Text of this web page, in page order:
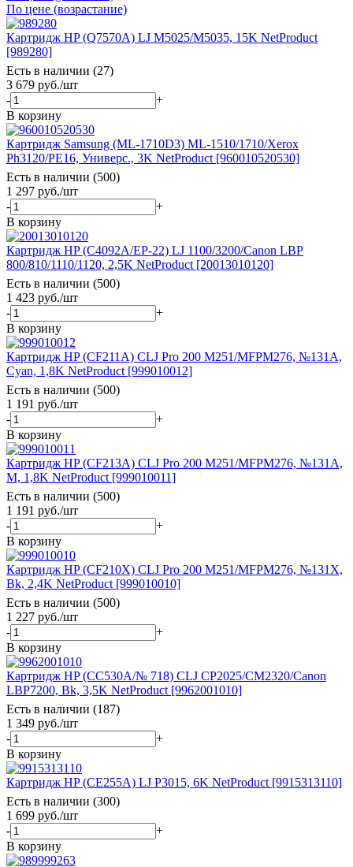
По цене (возрастание)
Картридж HP (Q7570A) LJ M5025/M5035, 15K NetProduct
[989280]
Есть в наличии (27)
3 679 руб./шт
-
+
В корзину
Картридж Samsung (ML-1710D3) ML-1510/1710/Xerox
Ph3120/PE16, Универс., 3K NetProduct [960010520530]
Есть в наличии (500)
1 297 руб./шт
-
+
В корзину
Картридж HP (C4092A/EP-22) LJ 1100/3200/Canon LBP
800/810/1110/1120, 2,5K NetProduct [20013010120]
Есть в наличии (500)
1 423 руб./шт
-
+
В корзину
Картридж HP (CF211A) CLJ Pro 200 M251/MFPM276, №131A,
Cyan, 1,8K NetProduct [999010012]
Есть в наличии (500)
1 191 руб./шт
-
+
В корзину
Картридж HP (CF213A) CLJ Pro 200 M251/MFPM276, №131A,
M, 1,8K NetProduct [999010011]
Есть в наличии (500)
1 191 руб./шт
-
+
В корзину
Картридж HP (CF210X) CLJ Pro 200 M251/MFPM276, №131X,
Bk, 2,4K NetProduct [999010010]
Есть в наличии (500)
1 227 руб./шт
-
+
В корзину
Картридж HP (CC530A/№ 718) CLJ CP2025/CM2320/Canon
LBP7200, Bk, 3,5K NetProduct [9962001010]
Есть в наличии (187)
1 349 руб./шт
-
+
В корзину
Картридж HP (CE255A) LJ P3015, 6K NetProduct [9915313110]
Есть в наличии (300)
1 699 руб./шт
-
+
В корзину